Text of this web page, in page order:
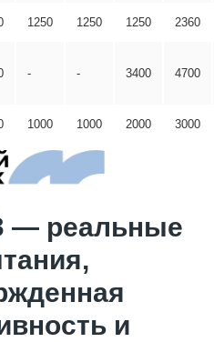
1250 1250 1250 2360
- - 3400 4700
1000 1000 2000 3000
— реальные
и